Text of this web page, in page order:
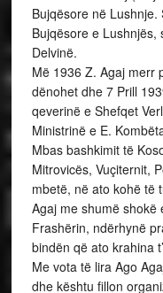
Bujqësore në
Bujqësore e
Delvinë.
Më 1936 Z. Agaj merr
dënohet dhe 7 Prill
qeverinë e Shefqet
Ministrinë e E.
Mbas bashkimit të
Mitrovicës, Vuçiternit,
mbetë, në ato kohë të
Agaj me shumë shokë
Frashërin, ndërhynë
bindën që ato krahina
Me vota të lira Ago
dhe kështu fillon